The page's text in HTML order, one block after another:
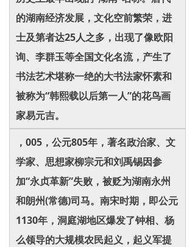
的湖南经济发展，文化空前繁荣，进
士及第者达25人之多，出现了像欧阳
询、李群玉等全国文化名流，产生了
书法艺术堪称一绝的大书法家怀素和
被称为“韩熙载以后第一人”的花鸟画
家易元吉。
，005，公元805年，著名政治家、文
学家、思想家柳宗元和刘禹锡因参
加“永贞革新”失败，被贬为湖南永州
和朗州(常德)司马。南宋时期，即公元
1130年，洞庭湖地区爆发了钟相、杨
么领导的大规模农民起义，起义军提